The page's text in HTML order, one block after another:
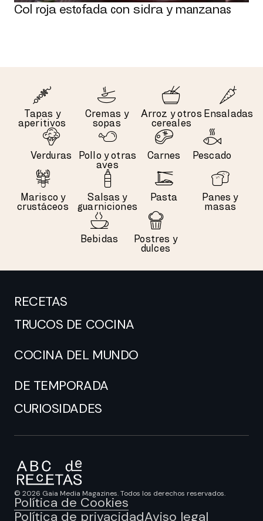
Col roja estofada con sidra y manzanas
Tapas y
aperitivos
Cremas y
sopas
Arroz y otros
cereales
Ensaladas
Verduras
Pollo y otras
aves
Carnes Pescado
Marisco y
crustáceos
Salsas y
guarniciones
Pasta
Panes y
masas
Bebidas
Postres y
dulces
RECETAS
TRUCOS DE COCINA
COCINA DEL MUNDO
DE TEMPORADA
CURIOSIDADES
© 2026 Gaia Media Magazines. Todos los derechos reservados.
Política de Cookies
Política de privacidadAviso legal